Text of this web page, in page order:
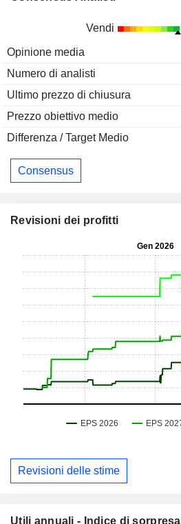
Vendi
Opinione media
Numero di analisti
Ultimo prezzo di chiusura
Prezzo obiettivo medio
Differenza / Target Medio
Consensus
Revisioni dei profitti
Revisioni delle stime
Utili annuali - Indice di sorpresa